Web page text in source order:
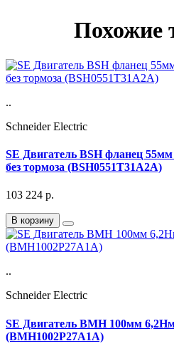
Похожие
..
Schneider Electric
SE Двигатель BSH фланец
без тормоза (BSH0551T31A2A)
103 224 р.
В корзину
..
Schneider Electric
SE Двигатель BMH 100мм
(BMH1002P27A1A)